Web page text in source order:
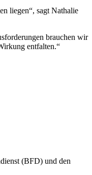
liegen“, sagt Nathalie
brauchen wir
entfalten.“
(BFD) und den